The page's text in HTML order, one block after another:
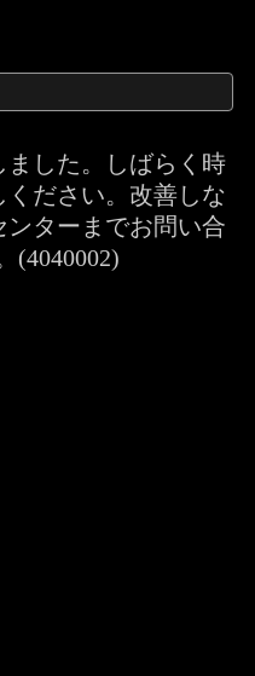
ました。しばらく時
ださい。改善しな
ターまでお問い合
(4040002)